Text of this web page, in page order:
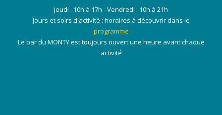
Jeudi : 10h à 17h - Vendredi : 10h à 21h
Jours et soirs d'activité : horaires à découvrir dans le
programme
Le bar du MONTY est toujours ouvert une heure avant chaque
activité